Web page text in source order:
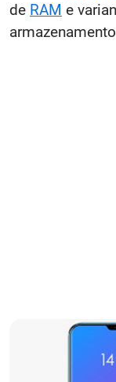
de RAM e